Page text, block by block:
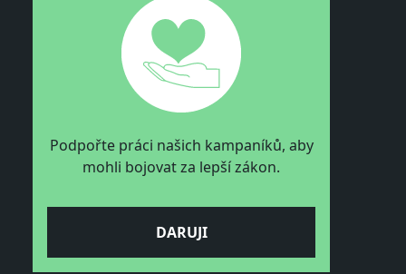
Podpořte práci našich kampaníků, aby
mohli bojovat za lepší zákon.
DARUJI